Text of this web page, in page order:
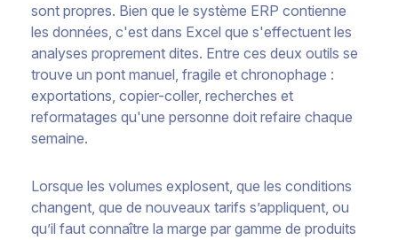
sont propres. Bien que le système ERP contienne
les données, c'est dans Excel que s'effectuent les
analyses proprement dites. Entre ces deux outils se
trouve un pont manuel, fragile et chronophage :
exportations, copier-coller, recherches et
reformatages qu'une personne doit refaire chaque
semaine.
Lorsque les volumes explosent, que les conditions
changent, que de nouveaux tarifs s’appliquent, ou
qu’il faut connaître la marge par gamme de produits